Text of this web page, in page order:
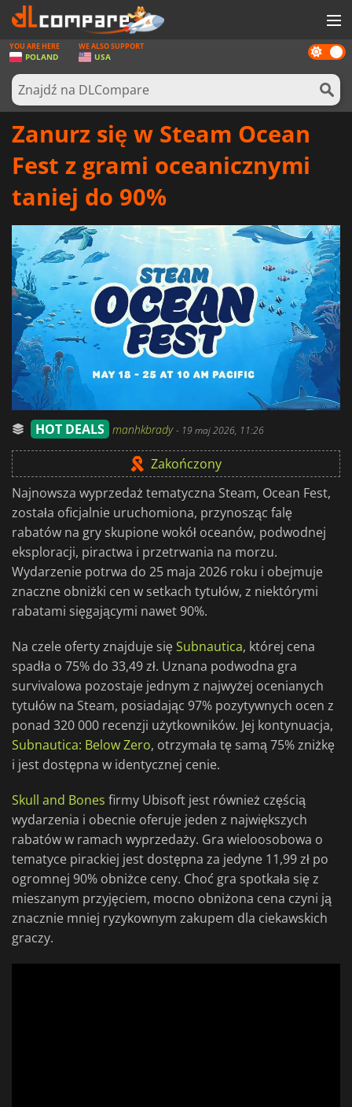
GRY
KARTY DO GIER
OPROGRAMOWANIE
SPRZĘT KOMPUTEROWY
AKTUALNOŚCI
ZALOGUJ SIĘ LUB ZAREJESTRUJ
Dark
mode
YOU ARE HERE
POLAND
WE ALSO SUPPORT
USA
Zanurz się w Steam Ocean
Fest z grami oceanicznymi
taniej do 90%
HOT DEALS manhkbrady- 19 maj 2026, 11:26
Zakończony
Najnowsza wyprzedaż tematyczna Steam, Ocean Fest,
została oficjalnie uruchomiona, przynosząc falę
rabatów na gry skupione wokół oceanów, podwodnej
eksploracji, piractwa i przetrwania na morzu.
Wydarzenie potrwa do 25 maja 2026 roku i obejmuje
znaczne obniżki cen w setkach tytułów, z niektórymi
rabatami sięgającymi nawet 90%.
Na czele oferty znajduje sięSubnautica, której cena
spadła o 75% do 33,49 zł. Uznana podwodna gra
survivalowa pozostaje jednym z najwyżej ocenianych
tytułów na Steam, posiadając 97% pozytywnych ocen z
ponad 320 000 recenzji użytkowników. Jej kontynuacja,
Subnautica: Below Zero, otrzymała tę samą 75% zniżkę
i jest dostępna w identycznej cenie.
Skull and Bones firmy Ubisoft jest również częścią
wydarzenia i obecnie oferuje jeden z największych
rabatów w ramach wyprzedaży. Gra wieloosobowa o
tematyce pirackiej jest dostępna za jedyne 11,99 zł po
ogromnej 90% obniżce ceny. Choć gra spotkała się z
mieszanym przyjęciem, mocno obniżona cena czyni ją
znacznie mniej ryzykownym zakupem dla ciekawskich
graczy.